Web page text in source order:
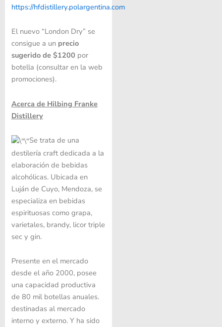
https://hfdistillery.polargentina.com
El nuevo “London Dry” se
consigue a un precio
sugerido de $1200 por
botella (consultar en la web
promociones).
Acerca de Hilbing Franke
Distillery
Se trata de una
destilería craft dedicada a la
elaboración de bebidas
alcohólicas. Ubicada en
Luján de Cuyo, Mendoza, se
especializa en bebidas
espirituosas como grapa,
varietales, brandy, licor triple
sec y gin.
Presente en el mercado
desde el año 2000, posee
una capacidad productiva
de 80 mil botellas anuales.
destinadas al mercado
interno y externo. Y ha sido